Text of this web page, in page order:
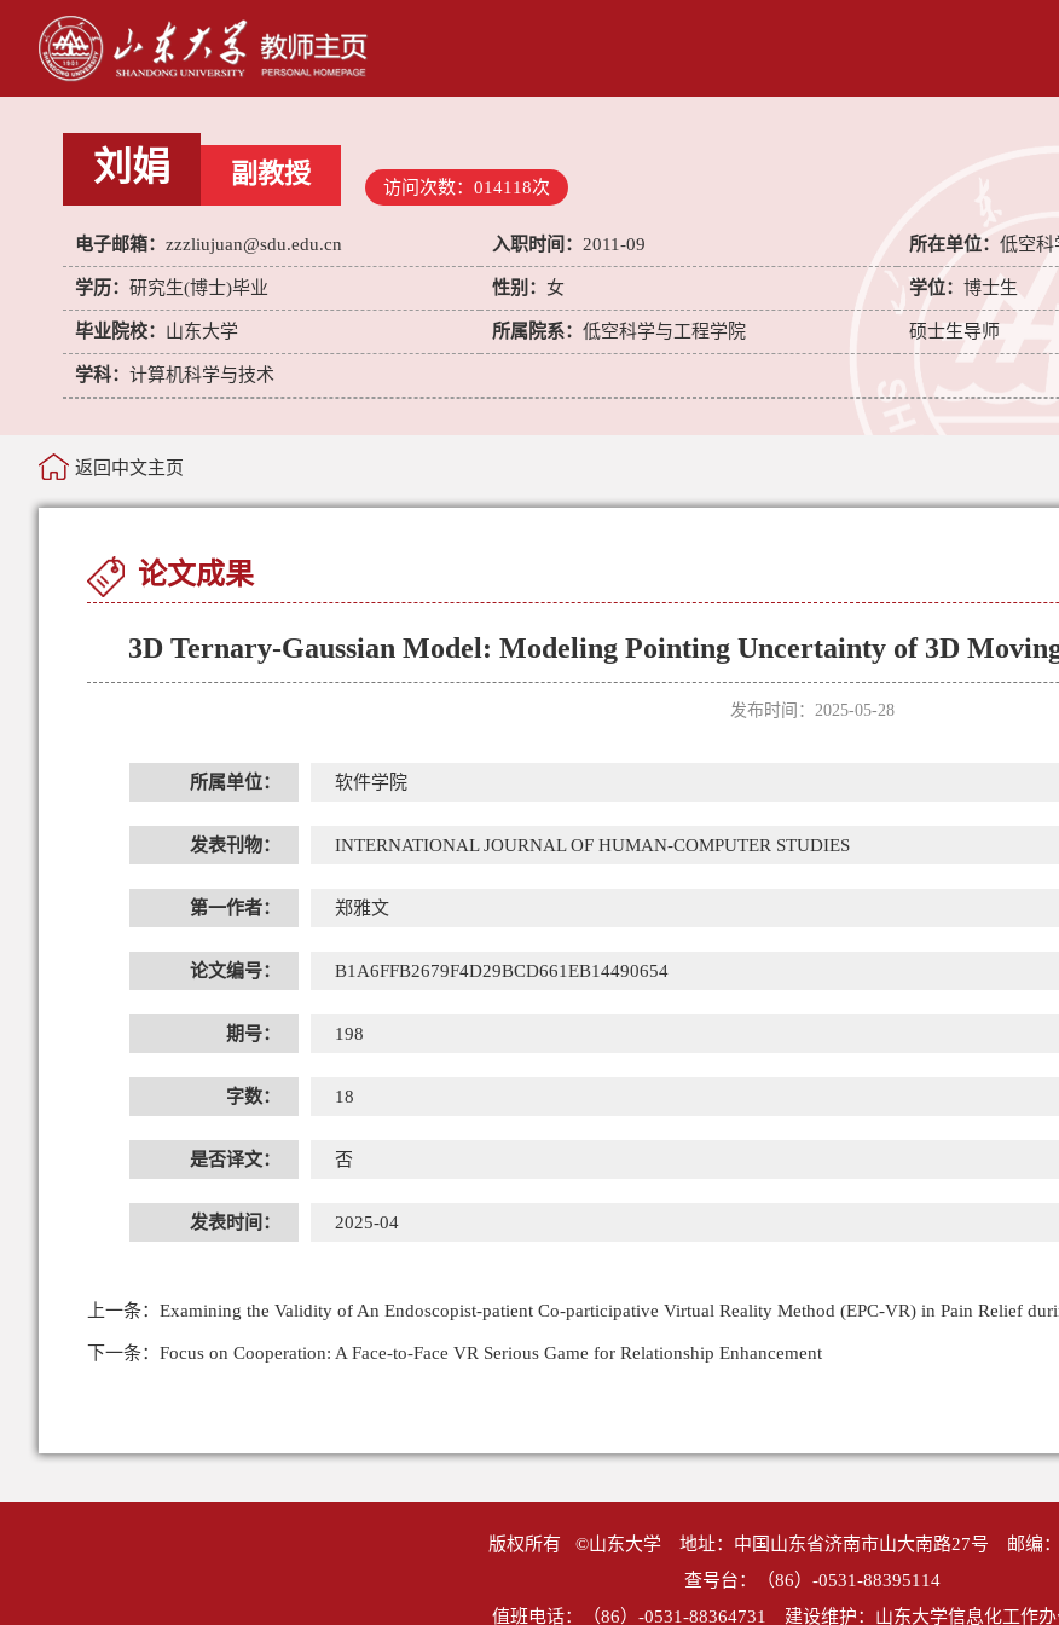
刘娟 副教授 访问次数： 014118次
电子邮箱： zzzliujuan@sdu.edu.cn 入职时间： 2011-09 所在单位： 低空科
学历： 研究生(博士)毕业 性别： 女 学位： 博士生
毕业院校： 山东大学 所属院系： 低空科学与工程学院 硕士生导师
学科： 计算机科学与技术
返回中文主页
论文成果
3D Ternary-Gaussian Model: Modeling Pointing Uncertainty of 3D
发布时间：2025-05-28
所属单位： 软件学院
发表刊物： INTERNATIONAL JOURNAL OF HUMAN-COMPUTER STUDIES
第一作者： 郑雅文
论文编号： B1A6FFB2679F4D29BCD661EB14490654
期号： 198
字数： 18
是否译文： 否
发表时间： 2025-04
上一条： Examining the Validity of An Endoscopist-patient Co-participative Virtual Reality Method (EPC-VR) in Pain Relief
下一条： Focus on Cooperation: A Face-to-Face VR Serious Game for Relationship Enhancement
版权所有 ©山东大学 地址：中国山东省济南市山大南路27号 邮编
查号台：（86）-0531-88395114
值班电话：（86）-0531-88364731 建设维护：山东大学信息化工